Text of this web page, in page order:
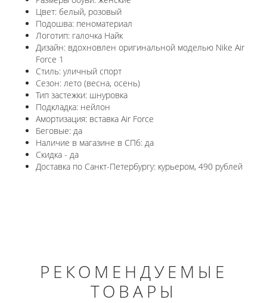
Цвет: белый, розовый
Подошва: пеноматериал
Логотип: галочка Найк
Дизайн: вдохновлен оригинальной моделью Nike Air
Force 1
Стиль: уличный спорт
Сезон: лето (весна, осень)
Тип застежки: шнуровка
Подкладка: нейлон
Амортизация: вставка Air Force
Беговые: да
Наличие в магазине в СПб: да
Скидка - да
Доставка по Санкт-Петербургу: курьером, 490 рублей
РЕКОМЕНДУЕМЫЕ
ТОВАРЫ